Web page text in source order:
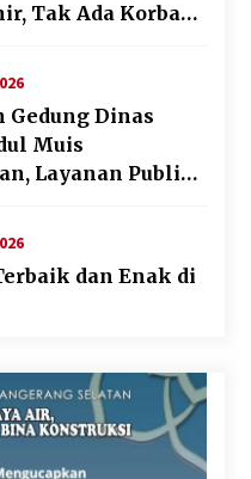
Tak Ada Korban
Gedung Dinas
Muis
Layanan Publik
dan Enak di